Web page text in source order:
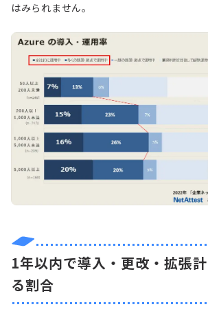
はみられません。
1年以内で導入・更改・拡張
る割合